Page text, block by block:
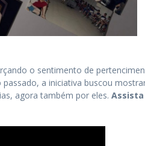
o sentimento de
a iniciativa buscou
agora também por eles.